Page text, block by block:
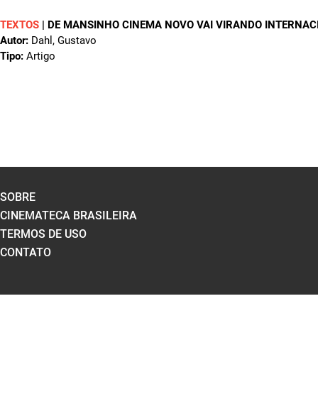
TEXTOS | DE MANSINHO CINEMA NOVO VAI VIRANDO
Autor: Dahl, Gustavo
Tipo: Artigo
SOBRE
CINEMATECA BRASILEIRA
TERMOS DE USO
CONTATO